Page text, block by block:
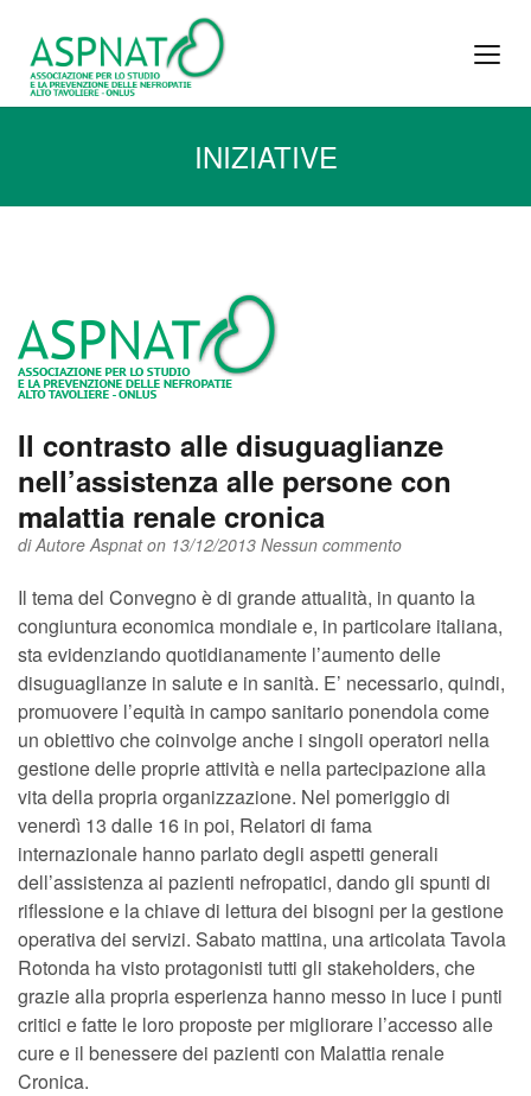
INIZIATIVE
Il contrasto alle disuguaglianze
nell’assistenza alle persone con
malattia renale cronica
diAutore Aspnaton 13/12/2013 Nessun commento
Il tema del Convegno è di grande attualità, in quanto la
congiuntura economica mondiale e, in particolare italiana,
sta evidenziando quotidianamente l’aumento delle
disuguaglianze in salute e in sanità. E’ necessario, quindi,
promuovere l’equità in campo sanitario ponendola come
un obiettivo che coinvolge anche i singoli operatori nella
gestione delle proprie attività e nella partecipazione alla
vita della propria organizzazione. Nel pomeriggio di
venerdì 13 dalle 16 in poi, Relatori di fama
internazionale hanno parlato degli aspetti generali
dell’assistenza ai pazienti nefropatici, dando gli spunti di
riflessione e la chiave di lettura dei bisogni per la gestione
operativa dei servizi. Sabato mattina, una articolata Tavola
Rotonda ha visto protagonisti tutti gli stakeholders, che
grazie alla propria esperienza hanno messo in luce i punti
critici e fatte le loro proposte per migliorare l’accesso alle
cure e il benessere dei pazienti con Malattia renale
Cronica.